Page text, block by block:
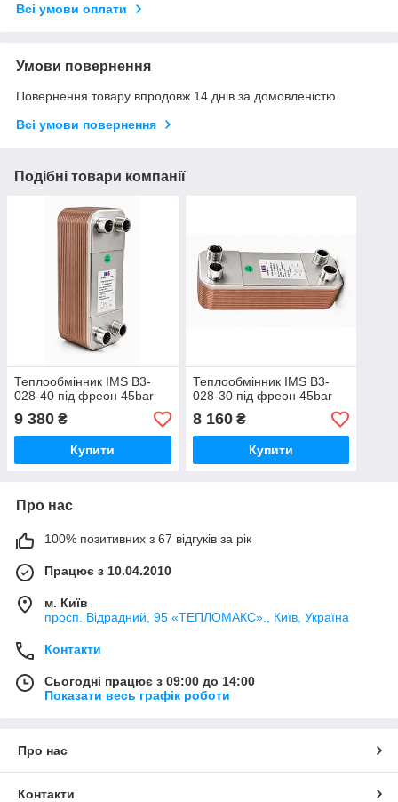
Всі умови оплати
Умови повернення
Повернення товару впродовж 14 днів за домовленістю
Всі умови повернення
Подібні товари компанії
Теплообмінник IMS В3-
028-40 під фреон 45bar
9 380 ₴
Купити
Теплообмінник IMS В3-
028-30 під фреон 45bar
8 160₴
Купити
Про нас
100% позитивних з 67 відгуків за рік
Працює з 10.04.2010
м. Київ
просп. Відрадний, 95 «ТЕПЛОМАКС»., Київ, Україна
Контакти
Сьогодні працює з 09:00 до 14:00
Показати весь графік роботи
Про нас
Контакти